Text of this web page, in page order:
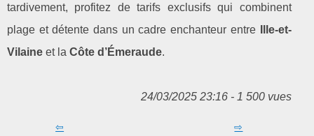
tardivement, profitez de tarifs exclusifs qui combinent
plage et détente dans un cadre enchanteur entre
Ille-et-
Vilaine et la Côte d’Émeraude.
24/03/2025 23:16 - 1 500 vues